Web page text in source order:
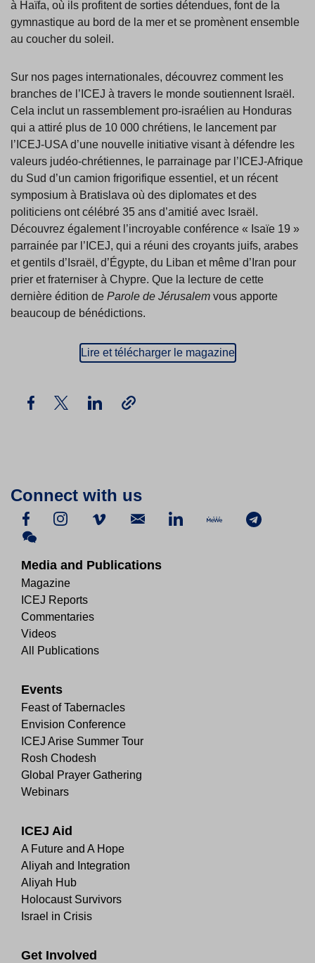
à Haïfa, où ils profitent de sorties détendues, font de la
gymnastique au bord de la mer et se promènent ensemble
au coucher du soleil.
Sur nos pages internationales, découvrez comment les
branches de l’ICEJ à travers le monde soutiennent Israël.
Cela inclut un rassemblement pro-israélien au Honduras
qui a attiré plus de 10 000 chrétiens, le lancement par
l’ICEJ-USA d’une nouvelle initiative visant à défendre les
valeurs judéo-chrétiennes, le parrainage par l’ICEJ-Afrique
du Sud d’un camion frigorifique essentiel, et un récent
symposium à Bratislava où des diplomates et des
politiciens ont célébré 35 ans d’amitié avec Israël.
Découvrez également l’incroyable conférence « Isaïe 19 »
parrainée par l’ICEJ, qui a réuni des croyants juifs, arabes
et gentils d’Israël, d’Égypte, du Liban et même d’Iran pour
prier et fraterniser à Chypre. Que la lecture de cette
dernière édition de Parole de Jérusalem vous apporte
beaucoup de bénédictions.
Lire et télécharger le magazine
Connect with us
Media and Publications
Magazine
ICEJ Reports
Commentaries
Videos
All Publications
Events
Feast of Tabernacles
Envision Conference
ICEJ Arise Summer Tour
Rosh Chodesh
Global Prayer Gathering
Webinars
ICEJ Aid
A Future and A Hope
Aliyah and Integration
Aliyah Hub
Holocaust Survivors
Israel in Crisis
Get Involved